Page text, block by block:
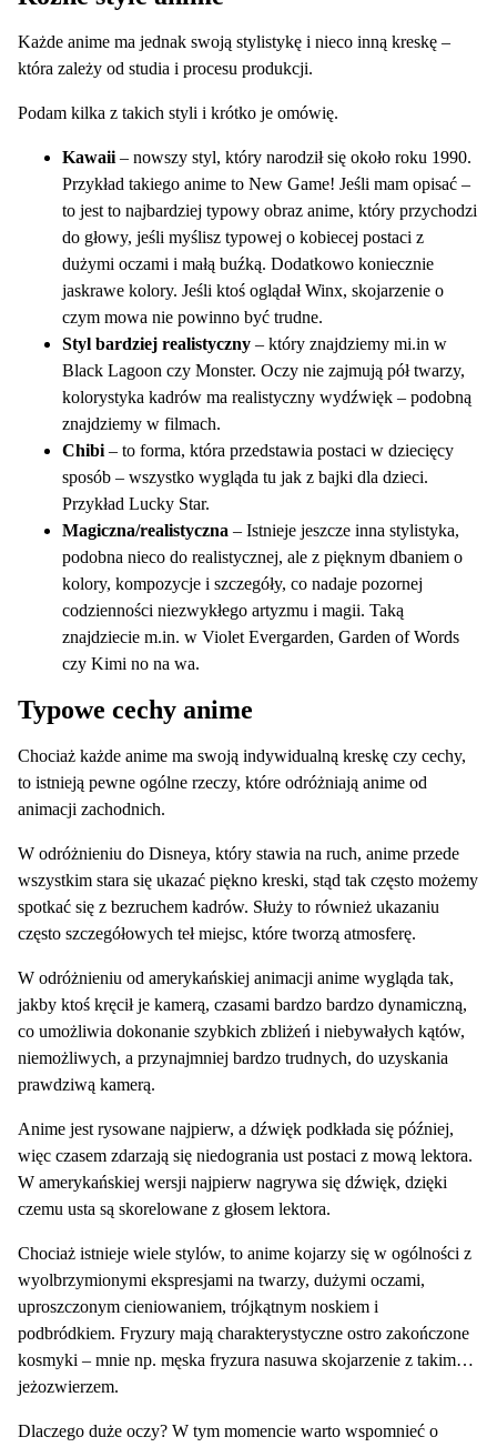
Każde anime ma jednak swoją stylistykę i nieco inną kreskę –
która zależy od studia i procesu produkcji.
Podam kilka z takich styli i krótko je omówię.
Kawaii – nowszy styl, który narodził się około roku 1990.
Przykład takiego anime to New Game! Jeśli mam opisać –
to jest to najbardziej typowy obraz anime, który przychodzi
do głowy, jeśli myślisz typowej o kobiecej postaci z
dużymi oczami i małą buźką. Dodatkowo koniecznie
jaskrawe kolory. Jeśli ktoś oglądał Winx, skojarzenie o
czym mowa nie powinno być trudne.
Styl bardziej realistyczny – który znajdziemy mi.in w
Black Lagoon czy Monster. Oczy nie zajmują pół twarzy,
kolorystyka kadrów ma realistyczny wydźwięk – podobną
znajdziemy w filmach.
Chibi – to forma, która przedstawia postaci w dziecięcy
sposób – wszystko wygląda tu jak z bajki dla dzieci.
Przykład Lucky Star.
Magiczna/realistyczna – Istnieje jeszcze inna stylistyka,
podobna nieco do realistycznej, ale z pięknym dbaniem o
kolory, kompozycje i szczegóły, co nadaje pozornej
codzienności niezwykłego artyzmu i magii. Taką
znajdziecie m.in. w Violet Evergarden, Garden of Words
czy Kimi no na wa.
Typowe cechy anime
Chociaż każde anime ma swoją indywidualną kreskę czy cechy,
to istnieją pewne ogólne rzeczy, które odróżniają anime od
animacji zachodnich.
W odróżnieniu do Disneya, który stawia na ruch, anime przede
wszystkim stara się ukazać piękno kreski, stąd tak często możemy
spotkać się z bezruchem kadrów. Służy to również ukazaniu
często szczegółowych teł miejsc, które tworzą atmosferę.
W odróżnieniu od amerykańskiej animacji anime wygląda tak,
jakby ktoś kręcił je kamerą, czasami bardzo bardzo dynamiczną,
co umożliwia dokonanie szybkich zbliżeń i niebywałych kątów,
niemożliwych, a przynajmniej bardzo trudnych, do uzyskania
prawdziwą kamerą.
Anime jest rysowane najpierw, a dźwięk podkłada się później,
więc czasem zdarzają się niedogrania ust postaci z mową lektora.
W amerykańskiej wersji najpierw nagrywa się dźwięk, dzięki
czemu usta są skorelowane z głosem lektora.
Chociaż istnieje wiele stylów, to anime kojarzy się w ogólności z
wyolbrzymionymi ekspresjami na twarzy, dużymi oczami,
uproszczonym cieniowaniem, trójkątnym noskiem i
podbródkiem. Fryzury mają charakterystyczne ostro zakończone
kosmyki – mnie np. męska fryzura nasuwa skojarzenie z takim…
jeżozwierzem.
Dlaczego duże oczy? W tym momencie warto wspomnieć o